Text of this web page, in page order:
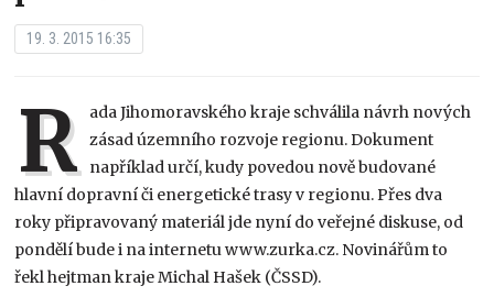
19. 3. 2015 16:35
R
ada Jihomoravského kraje schválila návrh nových
zásad územního rozvoje regionu. Dokument
například určí, kudy povedou nově budované
hlavní dopravní či energetické trasy v regionu. Přes dva
roky připravovaný materiál jde nyní do veřejné diskuse, od
pondělí bude i na internetu www.zurka.cz. Novinářům to
řekl hejtman kraje Michal Hašek (ČSSD).